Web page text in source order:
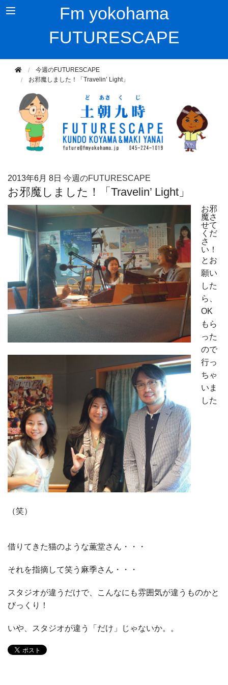
Fm yokohama
FUTURESCAPE
今週のFUTURESCAPE
お邪魔しました！「Travelin’ Light」
2013年6月 8日 今週のFUTURESCAPE
お邪魔しました！「Travelin’ Light」
お邪
魔さ
せて
くだ
さ
い！
とお
願い
した
ら、
OK
もら
った
ので
行っ
ちゃ
いま
した
（笑）
借りてきた猫のような薫堂さん・・・
それを指摘して笑う麻季さん・・・
スタジオが違うだけで、こんなにも雰囲気が違うものかと
びっくり！
いや、スタジオが違う「だけ」じゃないか。。